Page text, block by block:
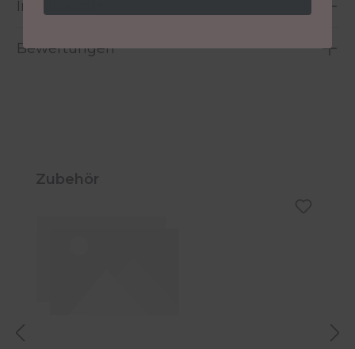
Inhaltsstoffe
Bewertungen
Produktgalerie überspringen
Zubehör